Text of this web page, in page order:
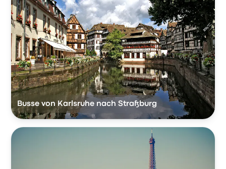
Busse von Karlsruhe nach Straßburg